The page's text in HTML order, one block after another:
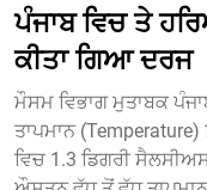
ਪੰਜਾਬ ਵਿਚ ਤੇ
ਕੀਤਾ ਗਿਆ ਦਰਜ
ਮੌਸਮ ਵਿਭਾਗ ਮੁਤਾਬਕ
ਤਾਪਮਾਨ
ਵਿਚ 1.3 ਡਿਗਰੀ